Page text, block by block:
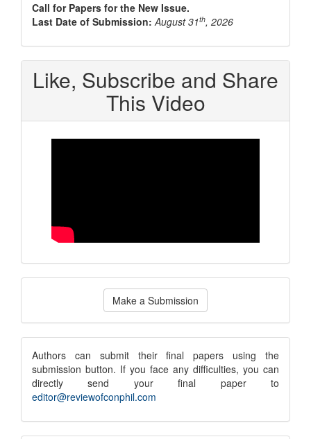
Call for Papers for the New Issue.
Last Date of Submission: August 31th, 2026
Like, Subscribe and Share
This Video
Make
Submission
Make a Submission
submission
notice
Authors can submit their final papers using the
submission button. If you face any difficulties, you can
directly send your final paper to
editor@reviewofconphil.com